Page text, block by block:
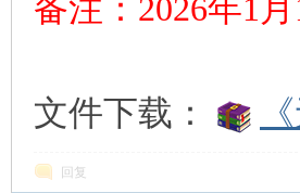
备注：2026年1
文件下载：
回复